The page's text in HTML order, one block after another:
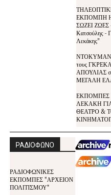
ΕΚΠΟΜΠΗ
ΣΩΖΕΙ ΖΩΕΣ
Κατσούλης -
Λεκάκης"
τους
ΑΠΟΥΛΙΑΣ
ΜΕΓΑΛΗ
ΕΚΠΟΜΠΕΣ
ΛΕΚΑΚΗ
ΘΕΑΤΡΟ &
ΡΑΔΙΟΦΩΝΟ
ΡΑΔΙΟΦΩΝΙΚΕΣ
ΕΚΠΟΜΠΕΣ "ΑΡΧΕΙΟΝ
ΠΟΛΙΤΙΣΜΟΥ"